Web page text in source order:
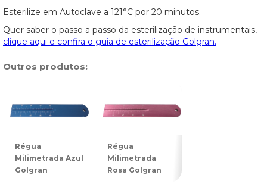
Esterilize em Autoclave a 121°C por 20 minutos.
Quer saber o passo a passo da esterilização de instrumentais,
clique aqui e confira o guia de esterilização Golgran.
Outros produtos:
Régua
Milimetrada Azul
Golgran
Régua
Milimetrada
Rosa Golgran